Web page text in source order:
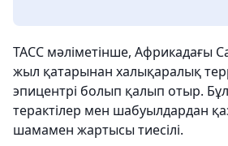
ТАСС мәліметінше, Африкадағы
жыл қатарынан халықаралық
эпицентрі болып қалып отыр. Бұл
терактілер мен шабуылдардан
шамамен жартысы тиесілі.